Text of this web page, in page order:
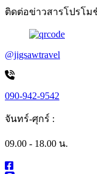
ติดต่อข่าวสารโปรโม
@jigsawtravel
090-942-9542
จันทร์-ศุกร์ :
09.00 - 18.00 น.